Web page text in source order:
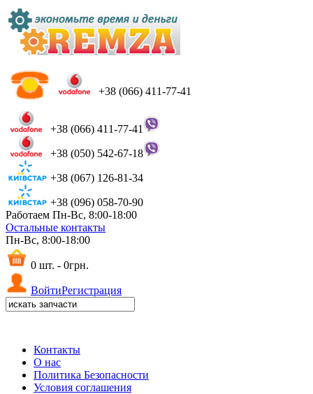
+38 (066) 411-77-41
+38 (066) 411-77-41
+38 (050) 542-67-18
+38 (067) 126-81-34
+38 (096) 058-70-90
Работаем Пн-Вс, 8:00-18:00
Остальные контакты
Пн-Вс, 8:00-18:00
0 шт. - 0грн.
ВойтиРегистрация
Контакты
О нас
Политика Безопасности
Условия соглашения